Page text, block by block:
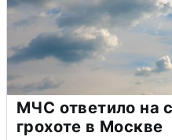
МЧС ответило на
грохоте в Москве